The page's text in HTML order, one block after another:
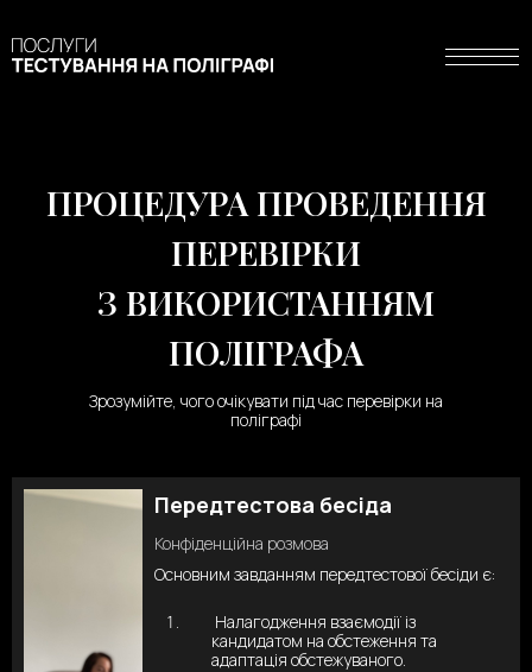
ПРОЦЕДУРА ПРОВЕДЕННЯ
ПЕРЕВІРКИ
З ВИКОРИСТАННЯМ
ПОЛІГРАФА
Зрозумійте, чого очікувати під час перевірки на
поліграфі
Передтестова бесіда
Конфіденційна розмова
Основним завданням передтестової бесіди є:
Налагодження взаємодії із
кандидатом на обстеження та
адаптація обстежуваного.